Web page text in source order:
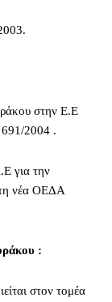
στην Ε.Ε
2004 .
για την
νέα ΟΕΔΑ
:
στον τομέα